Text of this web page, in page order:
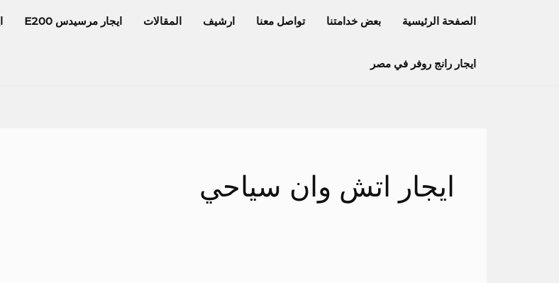
الصفحة الرئيسية بعض خدامتنا تواصل معنا ارشيف المقالات ايجار مرسيدس E200
ايجار رانج روفر في مصر
ايجار اتش وان سياحي